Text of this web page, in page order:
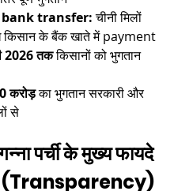
transfer: चीनी मिलों
किसान के बैंक खाते में payment​
2026 तक किसानों को भुगतान
करोड़ का भुगतान सरकारी और
से​
पर्ची के मुख्य फायदे
(Transparency)